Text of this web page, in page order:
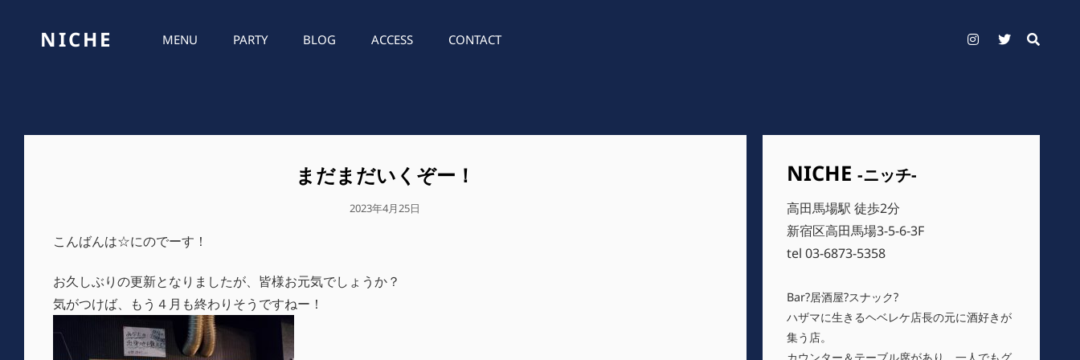
NICHE MENU PARTY BLOG ACCESS CONTACT Instagram
Twitter
まだまだいくぞー！
公
2023年4月25日
こんばんは☆にのでーす！
お久しぶりの更新となりましたが、皆様お元気でしょうか？
気がつけば、もう４月も終わりそうですねー！
NICHE -ニッチ-
高田馬場駅 徒歩2分
新宿区高田馬場3-5-6-3F
tel 03-6873-5358
Bar?居酒屋?スナック?
ハザマに生きるヘベレケ店長の元に酒好きが
集う店。